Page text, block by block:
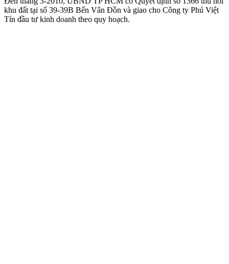
khu đất tại số 39-39B Bến Vân Đồn và giao cho Công ty Phú Việt
Tín đầu tư kinh doanh theo quy hoạch.